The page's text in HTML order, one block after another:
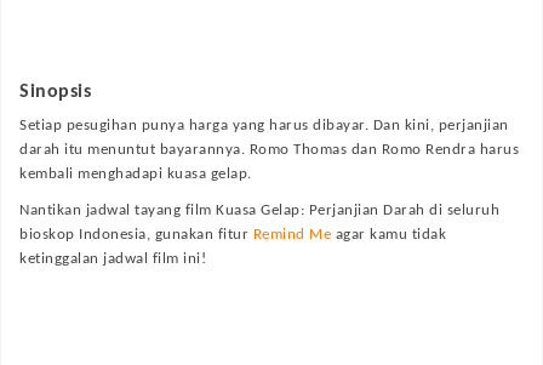
Sinopsis
Setiap pesugihan punya harga yang harus dibayar. Dan kini, perjanjian
darah itu menuntut bayarannya. Romo Thomas dan Romo Rendra harus
kembali menghadapi kuasa gelap.
Nantikan jadwal tayang film Kuasa Gelap: Perjanjian Darah di seluruh
bioskop Indonesia, gunakan fitur Remind Me agar kamu tidak
ketinggalan jadwal film ini!